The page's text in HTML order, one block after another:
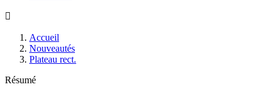

Accueil
Nouveautés
Plateau rect.
Résumé